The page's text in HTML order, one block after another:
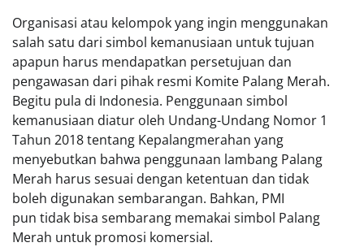
Organisasi atau kelompok yang ingin menggunakan
salah satu dari simbol kemanusiaan untuk tujuan
apapun harus mendapatkan persetujuan dan
pengawasan dari pihak resmi Komite Palang Merah.
Begitu pula di Indonesia. Penggunaan simbol
kemanusiaan diatur oleh Undang-Undang Nomor 1
Tahun 2018 tentang Kepalangmerahan yang
menyebutkan bahwa penggunaan lambang Palang
Merah harus sesuai dengan ketentuan dan tidak
boleh digunakan sembarangan. Bahkan, PMI
pun tidak bisa sembarang memakai simbol Palang
Merah untuk promosi komersial.